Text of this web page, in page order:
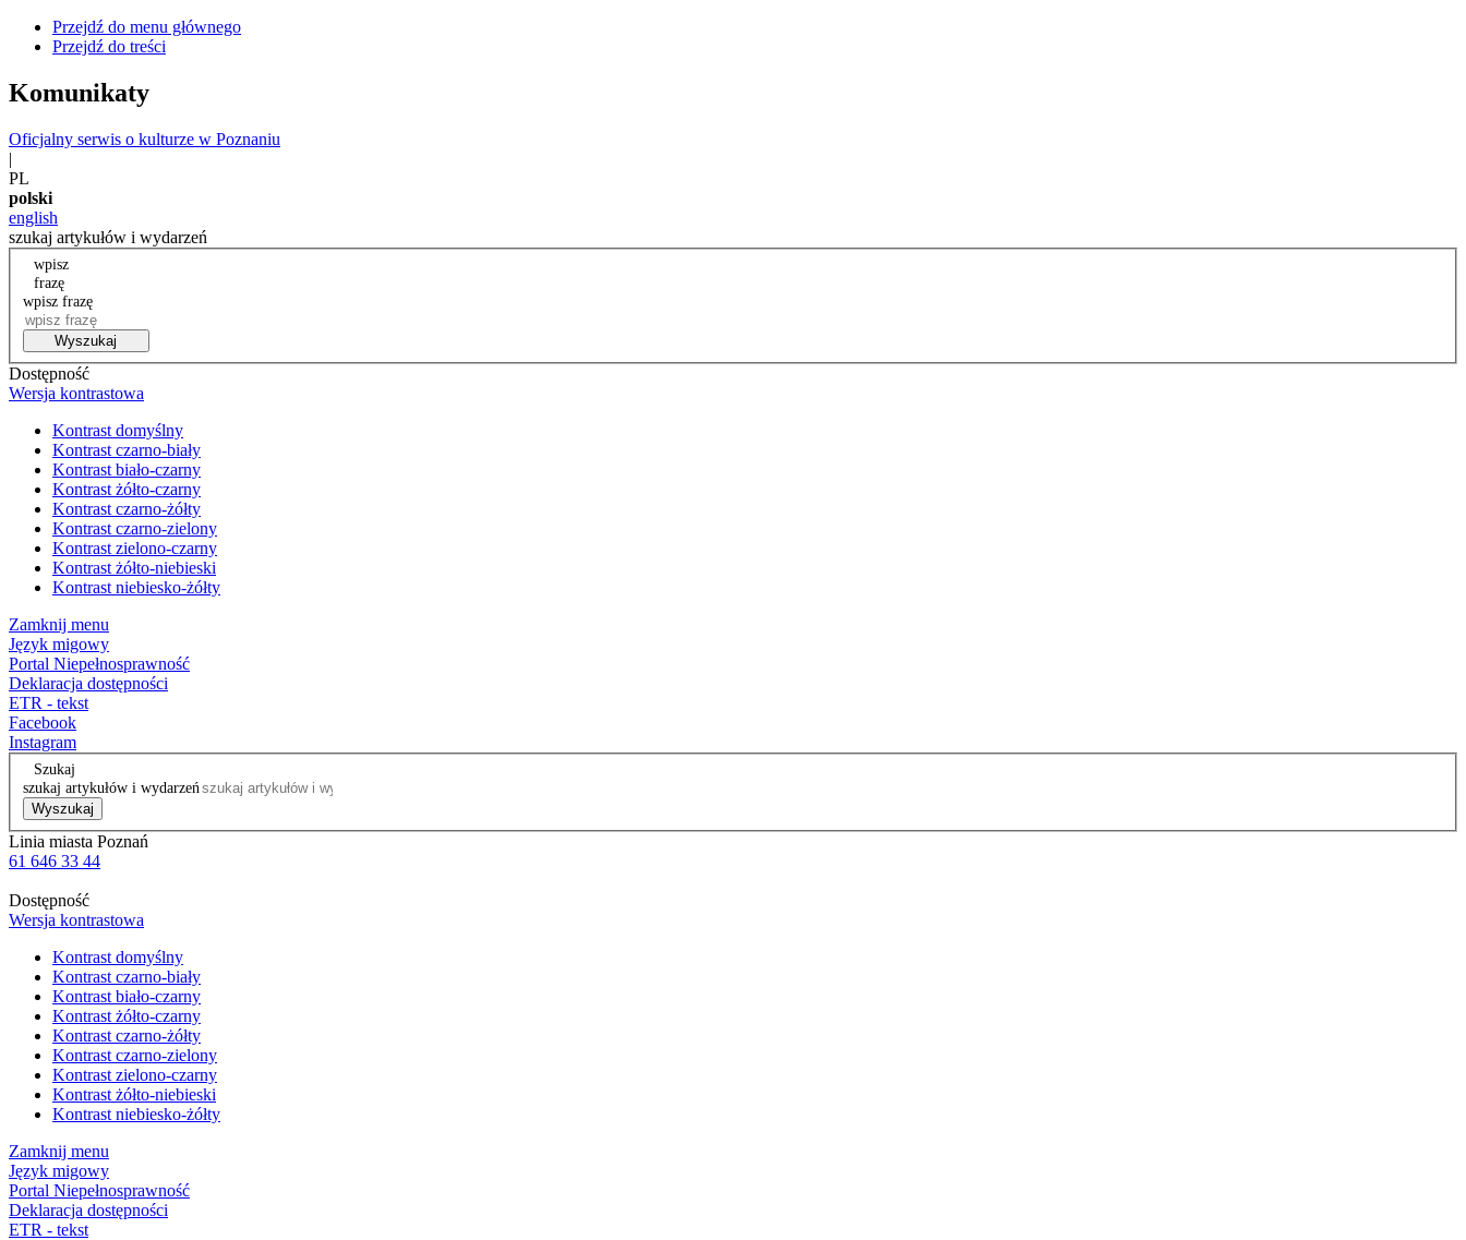
Przejdź do menu głównego
Przejdź do treści
Komunikaty
Oficjalny serwis o kulturze w Poznaniu
|
PL
polski
english
szukaj artykułów i wydarzeń
wpisz
frazę
wpisz frazę
Wyszukaj
Dostępność
Wersja kontrastowa
Kontrast domyślny
Kontrast czarno-biały
Kontrast biało-czarny
Kontrast żółto-czarny
Kontrast czarno-żółty
Kontrast czarno-zielony
Kontrast zielono-czarny
Kontrast żółto-niebieski
Kontrast niebiesko-żółty
Zamknij menu
Język migowy
Portal Niepełnosprawność
Deklaracja dostępności
ETR - tekst
Facebook
Instagram
Szukaj
szukaj artykułów i wydarzeń
Wyszukaj
Linia miasta Poznań
61 646 33 44
Dostępność
Wersja kontrastowa
Kontrast domyślny
Kontrast czarno-biały
Kontrast biało-czarny
Kontrast żółto-czarny
Kontrast czarno-żółty
Kontrast czarno-zielony
Kontrast zielono-czarny
Kontrast żółto-niebieski
Kontrast niebiesko-żółty
Zamknij menu
Język migowy
Portal Niepełnosprawność
Deklaracja dostępności
ETR - tekst